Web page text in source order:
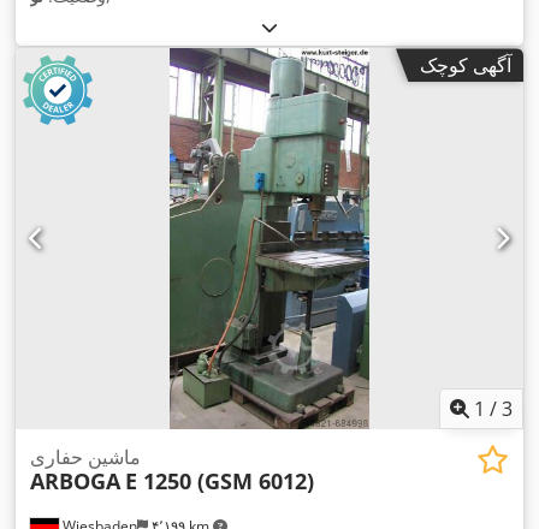
آگهی کوچک
1 /3
ماشین حفاری
ARBOGA E 1250 (GSM 6012)